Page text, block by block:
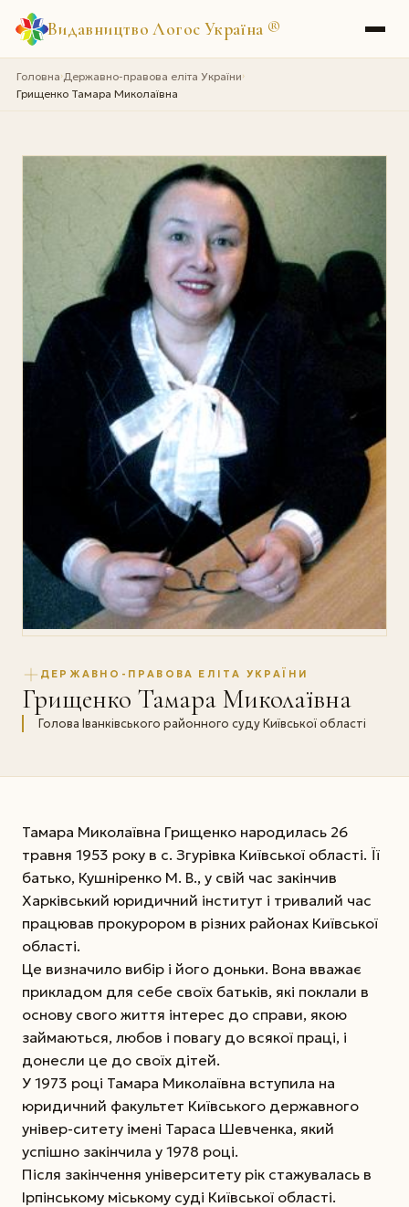
Видавництво Логос Україна ®
Головна›Державно-правова еліта України›
Грищенко Тамара Миколаївна
ДЕРЖАВНО-ПРАВОВА ЕЛІТА УКРАЇНИ
Грищенко Тамара Миколаївна
Голова Іванківського районного суду Київської області
Тамара Миколаївна Грищенко народилась 26
травня 1953 року в с. Згурівка Київської області. Її
батько, Кушніренко М. В., у свій час закінчив
Харківський юридичний інститут і тривалий час
працював прокурором в різних районах Київської
області.
Це визначило вибір і його доньки. Вона вважає
прикладом для себе своїх батьків, які поклали в
основу свого життя інтерес до справи, якою
займаються, любов і повагу до всякої праці, і
донесли це до своїх дітей.
У 1973 році Тамара Миколаївна вступила на
юридичний факультет Київського державного
універ-ситету імені Тараса Шевченка, який
успішно закінчила у 1978 році.
Після закінчення університету рік стажувалась в
Ірпінському міському суді Київської області.